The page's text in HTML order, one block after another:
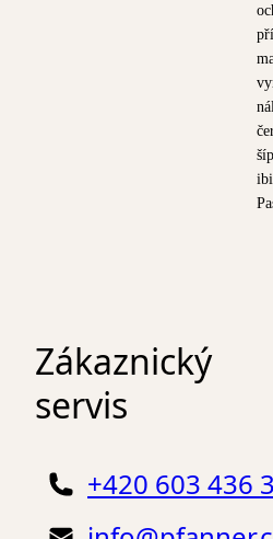
Zákaznický
servis
+420 603 436